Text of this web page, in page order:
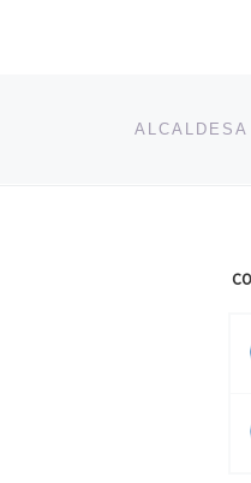
VOLVER A LA LISTA DE